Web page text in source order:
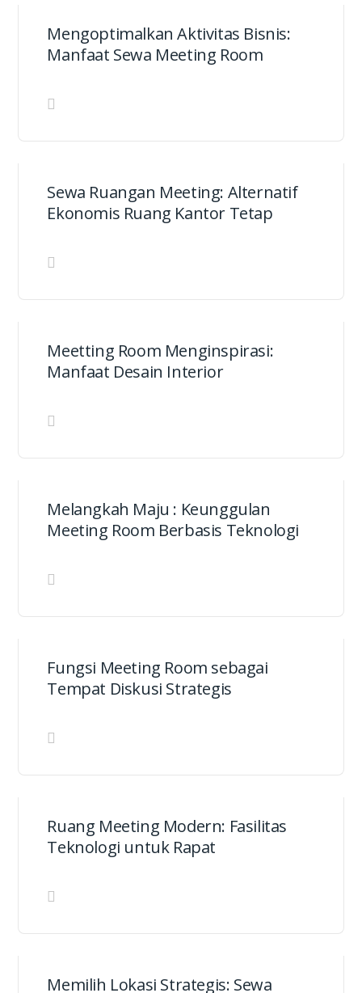
Mengoptimalkan Aktivitas Bisnis:
Manfaat Sewa Meeting Room
Sewa Ruangan Meeting: Alternatif
Ekonomis Ruang Kantor Tetap
Meetting Room Menginspirasi:
Manfaat Desain Interior
Melangkah Maju : Keunggulan
Meeting Room Berbasis Teknologi
Fungsi Meeting Room sebagai
Tempat Diskusi Strategis
Ruang Meeting Modern: Fasilitas
Teknologi untuk Rapat
Memilih Lokasi Strategis: Sewa